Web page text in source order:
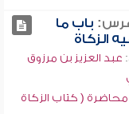
باب ما
الزكاة
عبد العزيز بن مرزوق
( كتاب الزكاة